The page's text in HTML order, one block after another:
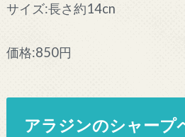
サイズ:長さ約14cn
価格:850円
アラジンのシャープ